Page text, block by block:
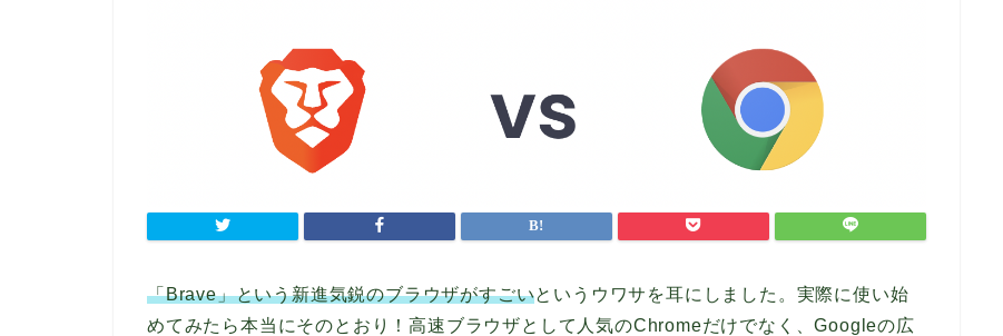
「Brave」という新進気鋭のブラウザがすごいというウワサを耳にしました。実際に使い始
めてみたら本当にそのとおり！高速ブラウザとして人気のChromeだけでなく、Googleの広